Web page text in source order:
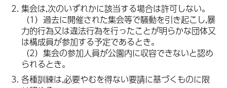
集会は,次のいずれかに該当する場合は許可しない。
（1）過去に開催された集会等で騒動を引き起こし,暴
力的行為又は違法行為を行ったことが明らかな団体又
は構成員が参加する予定であるとき。
（2）集会の参加人員が公園内に収容できないと認め
られるとき。
各種訓練は,必要やむを得ない要請に基づくものに限